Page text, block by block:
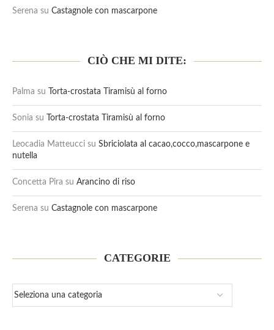
Serena su Castagnole con mascarpone
CIÒ CHE MI DITE:
Palma su Torta-crostata Tiramisù al forno
Sonia su Torta-crostata Tiramisù al forno
Leocadia Matteucci su Sbriciolata al cacao,cocco,mascarpone e
nutella
Concetta Pira su Arancino di riso
Serena su Castagnole con mascarpone
CATEGORIE